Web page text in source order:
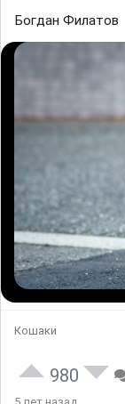
Богдан Филатов
Кошаки
980